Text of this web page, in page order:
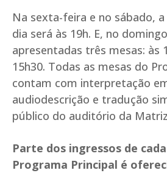
Na sexta-feira e no sábado,
dia será às 19h. E, no
apresentadas três mesas: às
15h30. Todas as mesas do
contam com interpretação
audiodescrição e tradução
público do auditório da
Parte dos ingressos de
Programa Principal é